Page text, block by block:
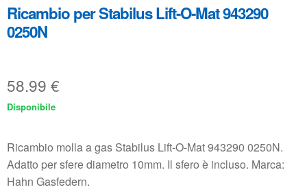
Ricambio per Stabilus Lift-O-Mat 943290
0250N
58.99 €
Disponibile
Ricambio molla a gas Stabilus Lift-O-Mat 943290 0250N.
Adatto per sfere diametro 10mm. Il sfero è incluso. Marca:
Hahn Gasfedern.